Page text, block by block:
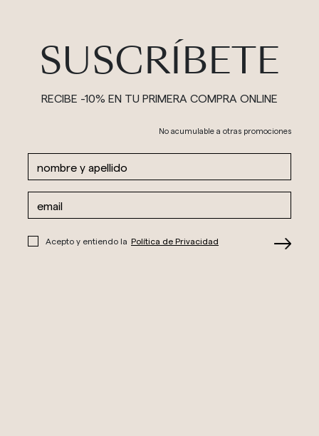
SUSCRÍBETE
RECIBE -10% EN TU PRIMERA COMPRA ONLINE
No acumulable a otras promociones
Acepto y entiendo la Política de Privacidad